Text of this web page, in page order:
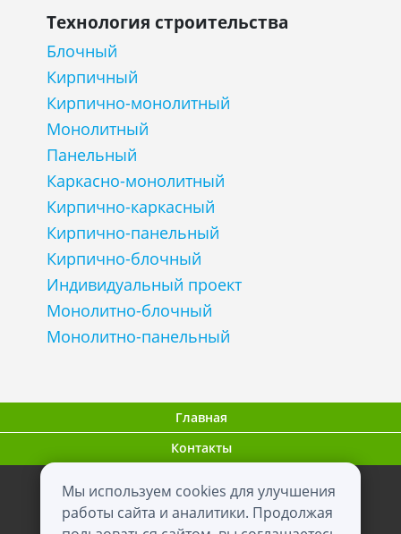
Мы используем cookies для улучшения
работы сайта и аналитики. Продолжая
Технология строительства
Блочный
Кирпичный
Кирпично-монолитный
Монолитный
Панельный
Каркасно-монолитный
Кирпично-каркасный
Кирпично-панельный
Кирпично-блочный
Индивидуальный проект
Монолитно-блочный
Монолитно-панельный
Главная
Контакты
ООО "ВНовостройке.ру"